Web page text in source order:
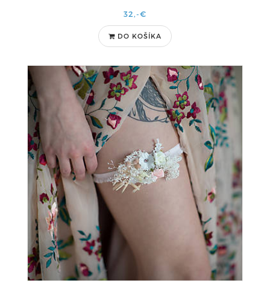
32,-€
DO KOŠÍKA